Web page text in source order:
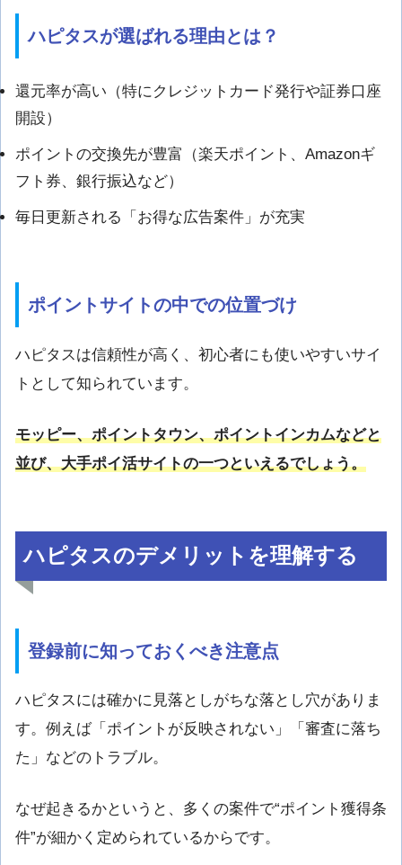
ハピタスが選ばれる理由とは？
還元率が高い（特にクレジットカード発行や証券口座
開設）
ポイントの交換先が豊富（楽天ポイント、Amazonギ
フト券、銀行振込など）
毎日更新される「お得な広告案件」が充実
ポイントサイトの中での位置づけ
ハピタスは信頼性が高く、初心者にも使いやすいサイ
トとして知られています。
モッピー、ポイントタウン、ポイントインカムなどと
並び、大手ポイ活サイトの一つといえるでしょう。
ハピタスのデメリットを理解する
登録前に知っておくべき注意点
ハピタスには確かに見落としがちな落とし穴がありま
す。例えば「ポイントが反映されない」「審査に落ち
た」などのトラブル。
なぜ起きるかというと、多くの案件で“ポイント獲得条
件”が細かく定められているからです。